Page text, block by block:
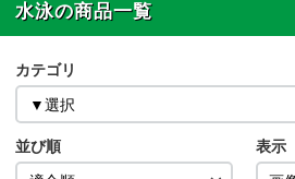
水泳の商品一覧
カテゴリ
並び順 表示